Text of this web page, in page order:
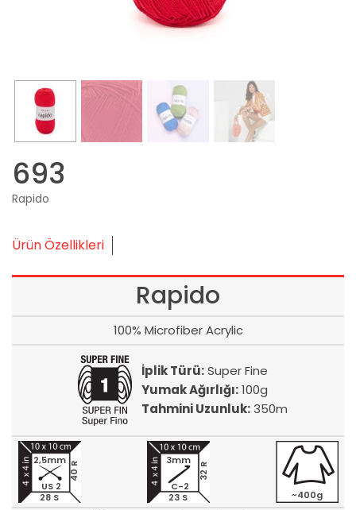
693
Rapido
Ürün Özellikleri
Rapido
100% Microfiber Acrylic
İplik Türü:Super Fine
Yumak Ağırlığı:100g
Tahmini Uzunluk:350m
28 S
40 R
2,5mm
US 2
23 S
32 R
3mm
C-2
~400g